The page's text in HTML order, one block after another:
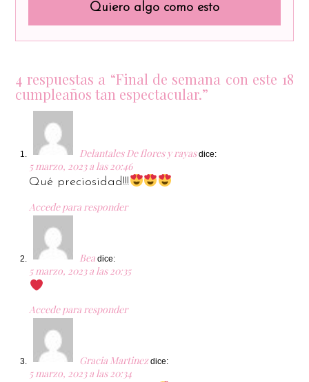
Quiero algo como esto
4 respuestas a “Final de semana con este 18
cumpleaños tan espectacular.”
Delantales De flores y rayas dice:
5 marzo, 2023 a las 20:46
Qué preciosidad!!!
Accede para responder
Bea dice:
5 marzo, 2023 a las 20:35
Accede para responder
Gracia Martinez dice:
5 marzo, 2023 a las 20:34